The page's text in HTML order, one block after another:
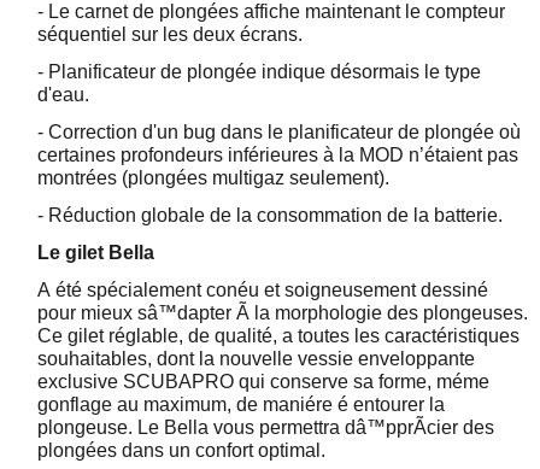
- Le carnet de plongées affiche maintenant le compteur
séquentiel sur les deux écrans.
- Planificateur de plongée indique désormais le type
d'eau.
- Correction d'un bug dans le planificateur de plongée où
certaines profondeurs inférieures à la MOD n’étaient pas
montrées (plongées multigaz seulement).
- Réduction globale de la consommation de la batterie.
Le gilet Bella
A été spécialement conéu et soigneusement dessiné
pour mieux sâ™dapter Ã la morphologie des plongeuses.
Ce gilet réglable, de qualité, a toutes les caractéristiques
souhaitables, dont la nouvelle vessie enveloppante
exclusive SCUBAPRO qui conserve sa forme, méme
gonflage au maximum, de maniére é entourer la
plongeuse. Le Bella vous permettra dâ™pprÃcier des
plongées dans un confort optimal.